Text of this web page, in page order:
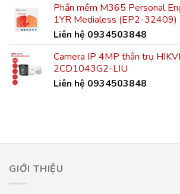
Phần mềm M365 Personal
1YR Medialess (EP2-32409)
Liên hệ 0934503848
Camera IP 4MP thân trụ
2CD1043G2-LIU
Liên hệ 0934503848
GIỚI THIỆU